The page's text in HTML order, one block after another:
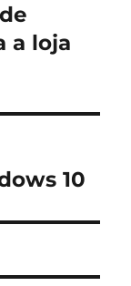
a loja
10